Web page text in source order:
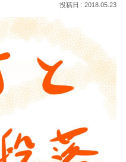
2018.05.23